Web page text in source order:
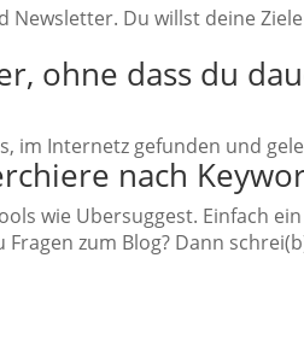
Du willst deine
ohne dass du
im Internetz gefunden und
nach
wie Ubersuggest. Einfach
Fragen zum Blog? Dann